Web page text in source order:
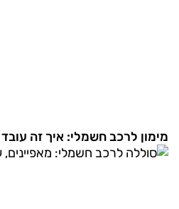
מימון לרכב חשמלי: איך זה